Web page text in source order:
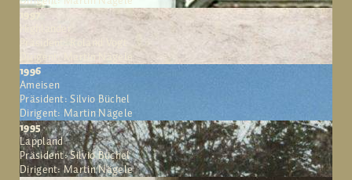
1997
Highlander
Präsident: Roland Vogt
Dirigent: Martin Nägele
1996
Ameisen
Präsident: Silvio Büchel
Dirigent: Martin Nägele
1995
Lappland
Präsident: Silvio Büchel
Dirigent: Martin Nägele